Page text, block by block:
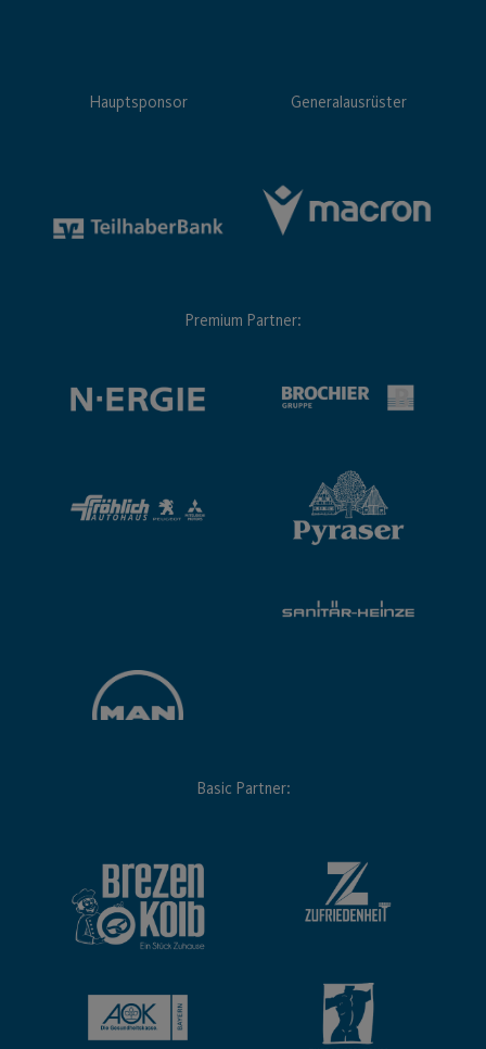
Hauptsponsor Generalausrüster
Premium Partner:
Basic Partner: